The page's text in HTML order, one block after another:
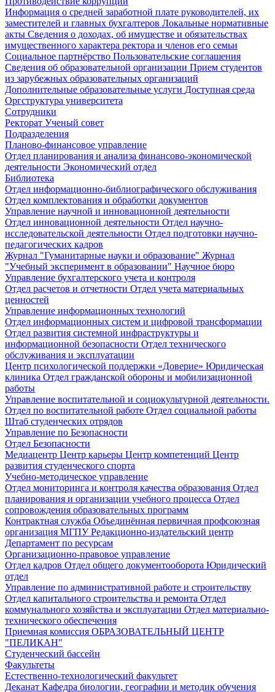
Информация о средней заработной плате руководителей, их
заместителей и главных бухгалтеров Локальные нормативные
акты Сведения о доходах, об имуществе и обязательствах
имущественного характера ректора и членов его семьи
Социальное партнёрство Пользовательские соглашения
Сведения об образовательной организации Прием студентов
из зарубежных образовательных организаций
Дополнительные образовательные услуги Доступная среда
Оргструктура университета
Сотрудники
Ректорат Ученый совет
Подразделения
Планово-финансовое управление
Отдел планирования и анализа финансово-экономической
деятельности Экономический отдел
Библиотека
Отдел информационно-библиографического обслуживания
Отдел комплектования и обработки документов
Управление научной и инновационной деятельности
Отдел инновационной деятельности Отдел научно-
исследовательской деятельности Отдел подготовки научно-
педагогических кадров
Журнал "Гуманитарные науки и образование" Журнал
"Учебный эксперимент в образовании" Научное бюро
Управление бухгалтерского учета и контроля
Отдел расчетов и отчетности Отдел учета материальных
ценностей
Управление информационных технологий
Отдел информационных систем и цифровой трансформации
Отдел развития системной инфраструктуры и
информационной безопасности Отдел технического
обслуживания и эксплуатации
Центр психологической поддержки «Доверие» Юридическая
клиника Отдел гражданской обороны и мобилизационной
работы
Управление воспитательной и социокультурной деятельности.
Отдел по воспитательной работе Отдел социальной работы
Штаб студенческих отрядов
Управление по Безопасности
Отдел Безопасности
Медиацентр Центр карьеры Центр компетенций Центр
развития студенческого спорта
Учебно-методическое управление
Отдел мониторинга и контроля качества образования Отдел
планирования и организации учебного процесса Отдел
сопровождения образовательных программ
Контрактная служба Объединённая первичная профсоюзная
организация МГПУРедакционно-издательский центр
Департамент по ресурсам
Организационно-правовое управление
Отдел кадров Отдел общего документооборота Юридический
отдел
Управление по административной работе и строительству
Отдел капитального строительства и ремонта Отдел
коммунального хозяйства и эксплуатации Отдел материально-
технического обеспечения
Приемная комиссия ОБРАЗОВАТЕЛЬНЫЙ ЦЕНТР
"ПЕЛИКАН"
Студенческий бассейн
Факультеты
Естественно-технологический факультет
Деканат Кафедра биологии, географии и методик обучения